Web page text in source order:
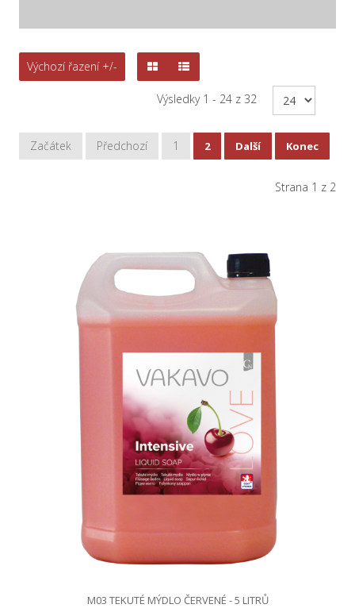
Výchozí řazení +/-
Výsledky 1 - 24 z 32
Začátek Předchozí 1 2 Další Konec
Strana 1 z 2
M03 TEKUTÉ MÝDLO ČERVENÉ - 5 LITRŮ